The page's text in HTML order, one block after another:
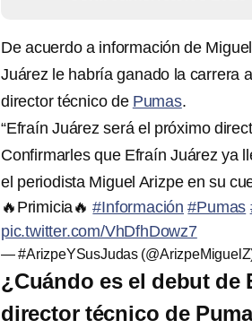
De acuerdo a información de
Juárez le habría ganado la carrera
director técnico de Pumas.
“Efraín Juárez será el próximo
Confirmarles que Efraín Juárez ya
el periodista Miguel Arizpe en su
🔥Primicia🔥#Información #Pumas
pic.twitter.com/VhDfhDowz7
— #ArizpeYSusJudas
¿Cuándo es el debut de
director técnico de